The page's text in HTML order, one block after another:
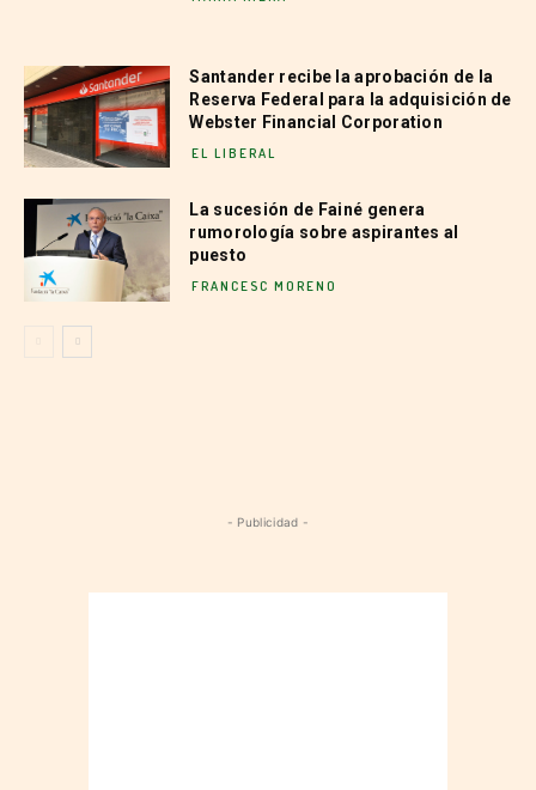
Santander recibe la aprobación de la
Reserva Federal para la adquisición de
Webster Financial Corporation
EL LIBERAL
La sucesión de Fainé genera
rumorología sobre aspirantes al
puesto
FRANCESC MORENO
- Publicidad -